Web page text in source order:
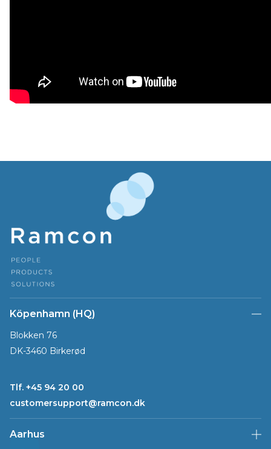
Köpenhamn (HQ)
Blokken 76
DK-3460 Birkerød
Tlf. +45 94 20 00
customersupport@ramcon.dk
Aarhus